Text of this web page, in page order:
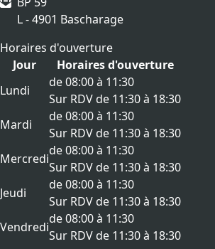
L - 4901 Bascharage
Horaires d'ouverture
Jour
Horaires d'ouverture
Lundi
de 08:00 à 11:30
Sur RDV de 11:30 à 18:30
Mardi
de 08:00 à 11:30
Sur RDV de 11:30 à 18:30
Mercredi
de 08:00 à 11:30
Sur RDV de 11:30 à 18:30
Jeudi
de 08:00 à 11:30
Sur RDV de 11:30 à 18:30
Vendredi
de 08:00 à 11:30
Sur RDV de 11:30 à 18:30